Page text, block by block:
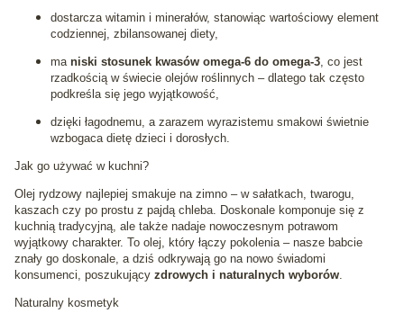
dostarcza witamin i minerałów, stanowiąc wartościowy element
codziennej, zbilansowanej diety,
ma niski stosunek kwasów omega-6 do omega-3 , co jest
rzadkością w świecie olejów roślinnych – dlatego tak często
podkreśla się jego wyjątkowość,
dzięki łagodnemu, a zarazem wyrazistemu smakowi świetnie
wzbogaca dietę dzieci i dorosłych.
Jak go używać w kuchni?
Olej rydzowy najlepiej smakuje na zimno – w sałatkach, twarogu,
kaszach czy po prostu z pajdą chleba. Doskonale komponuje się z
kuchnią tradycyjną, ale także nadaje nowoczesnym potrawom
wyjątkowy charakter. To olej, który łączy pokolenia – nasze babcie
znały go doskonale, a dziś odkrywają go na nowo świadomi
konsumenci, poszukujący zdrowych i naturalnych wyborów
Naturalny kosmetyk